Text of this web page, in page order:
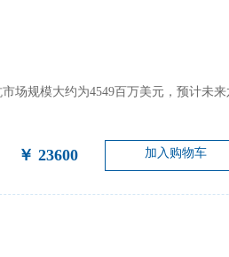
场规模大约为4549百万美元，预计未
￥ 23600 加入购物车